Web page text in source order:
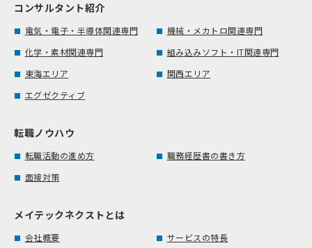
コンサルタント紹介
電気・電子・半導体関連専門
機械・メカトロ関連専門
化学・素材関連専門
組み込みソフト・IT関連専門
東海エリア
関西エリア
エグゼクティブ
転職ノウハウ
転職活動の進め方
職務経歴書の書き方
面接対策
メイテックネクストとは
会社概要 サービスの特長